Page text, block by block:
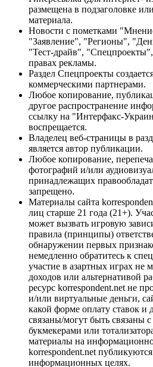
размещена в подзаголовке
материала.
Новости с пометками
"Заявление", "Регионы",
"Тест-драйв",
правах рекламы.
Раздел Спецпроекты
коммерческими партнерами.
Любое копирование,
другое распространение
ссылку на "Интерфакс-
воспрещается.
Владелец веб-страницы в
является автор публикации.
Любое копирование,
фотографий и/или
принадлежащих
запрещено.
Материалы сайта
лиц старше 21 года (21+).
может вызвать игровую
правила (принципы)
обнаружении первых
немедленно обратитесь к
участие в азартных играх не
доходов или альтернативой
ресурс korrespondent.net не
и/или виртуальные деньги,
какой форме оплату ставок и
связаны/могут быть связаны
букмекерами или
материалы на
korrespondent.net
информационных целях.